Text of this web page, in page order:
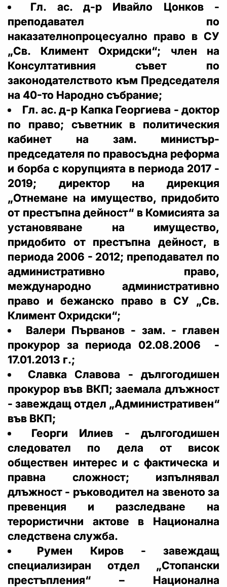
Гл. ас. д-р Ивайло Цонков -
преподавател по
наказателнопроцесуално право в СУ
„Св. Климент Охридски“; член на
Консултативния съвет по
законодателството към Председателя
на 40-то Народно събрание;
Гл. ас. д-р Капка Георгиева - доктор
по право; съветник в политическия
кабинет на зам. министър-
председателя по правосъдна реформа
и борба с корупцията в периода 2017 -
2019; директор на дирекция
„Отнемане на имущество, придобито
от престъпна дейност“ в Комисията за
установяване на имущество,
придобито от престъпна дейност, в
периода 2006 - 2012; преподавател по
административно право,
международно административно
право и бежанско право в СУ „Св.
Климент Охридски“;
Валери Първанов - зам. - главен
прокурор за периода 02.08.2006 -
17.01.2013 г.;
Славка Славова - дългогодишен
прокурор във ВКП; заемала длъжност
- завеждащ отдел „Административен“
във ВКП;
Георги Илиев - дългогодишен
следовател по дела от висок
обществен интерес и с фактическа и
правна сложност; изпълнявал
длъжност - ръководител на звеното за
превенция и разследване на
терористични актове в Национална
следствена служба.
Румен Киров - завеждащ
специализиран отдел „Стопански
престъпления“ – Национална